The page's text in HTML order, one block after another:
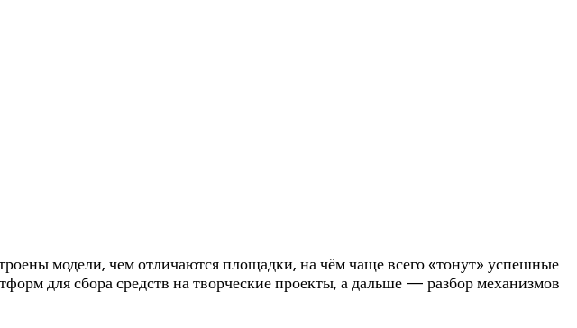
модели, чем отличаются площадки, на чём чаще всего «тонут» успешные
для сбора средств на творческие проекты, а дальше — разбор механизмов